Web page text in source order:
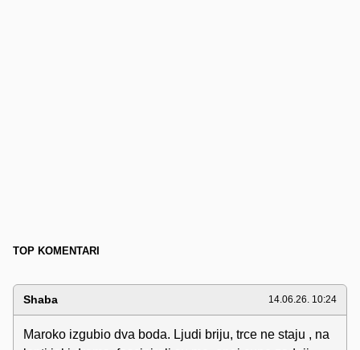
TOP KOMENTARI
Shaba 14.06.26. 10:24
Maroko izgubio dva boda. Ljudi briju, trce ne staju , na